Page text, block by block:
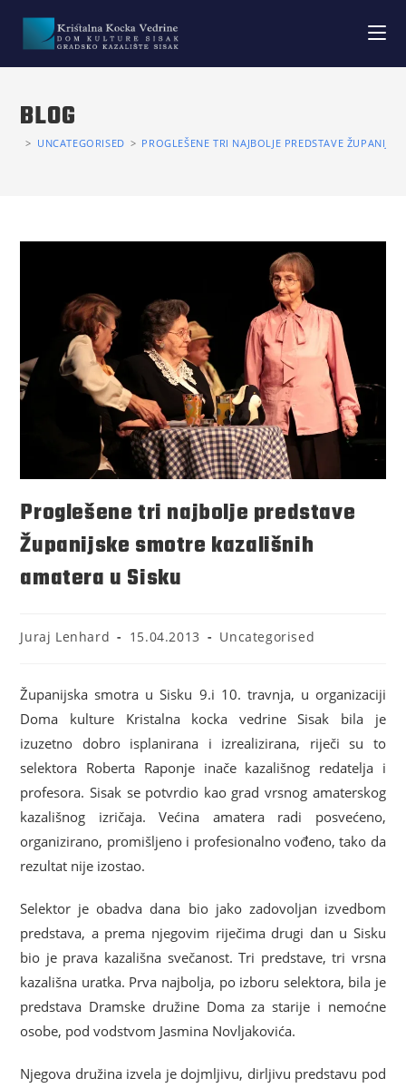
BLOG
> UNCATEGORISED > PROGLEŠENE TRI NAJBOLJE PREDSTAVE
Proglešene tri najbolje predstave
Županijske smotre kazališnih
amatera u Sisku
Juraj Lenhard 15.04.2013 Uncategorised
Županijska smotra u Sisku 9.i 10. travnja, u organizaciji
Doma kulture Kristalna kocka vedrine Sisak bila je
izuzetno dobro isplanirana i izrealizirana, riječi su to
selektora Roberta Raponje inače kazališnog redatelja i
profesora. Sisak se potvrdio kao grad vrsnog amaterskog
kazališnog izričaja. Većina amatera radi posvećeno,
organizirano, promišljeno i profesionalno vođeno, tako da
rezultat nije izostao.
Selektor je obadva dana bio jako zadovoljan izvedbom
predstava, a prema njegovim riječima drugi dan u Sisku
bio je prava kazališna svečanost. Tri predstave, tri vrsna
kazališna uratka. Prva najbolja, po izboru selektora, bila je
predstava Dramske družine Doma za starije i nemoćne
osobe, pod vodstvom Jasmina Novljakovića.
Njegova družina izvela je dojmljivu, dirljivu predstavu pod